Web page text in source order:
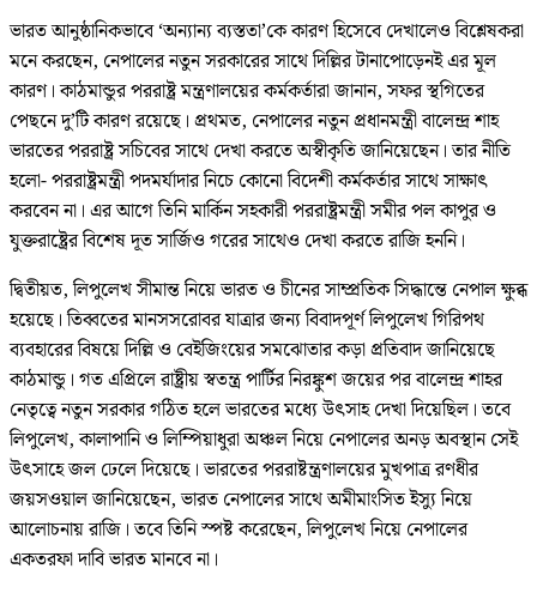
ভারত আনুষ্ঠানিকভাবে ‘অন্যান্য ব্যস্ততা’কে কারণ হিসেবে দেখালেও বিশ্লেষকরা
মনে করছেন, নেপালের নতুন সরকারের সাথে দিল্লির টানাপোড়েনই এর মূল
কারণ। কাঠমান্ডুর পররাষ্ট্র মন্ত্রণালয়ের কর্মকর্তারা জানান, সফর স্থগিতের
পেছনে দু’টি কারণ রয়েছে। প্রথমত, নেপালের নতুন প্রধানমন্ত্রী বালেন্দ্র শাহ
ভারতের পররাষ্ট্র সচিবের সাথে দেখা করতে অস্বীকৃতি জানিয়েছেন। তার নীতি
হলো- পররাষ্ট্রমন্ত্রী পদমর্যাদার নিচে কোনো বিদেশী কর্মকর্তার সাথে সাক্ষাৎ
করবেন না। এর আগে তিনি মার্কিন সহকারী পররাষ্ট্রমন্ত্রী সমীর পল কাপুর ও
যুক্তরাষ্ট্রের বিশেষ দূত সার্জিও গরের সাথেও দেখা করতে রাজি হননি।
দ্বিতীয়ত, লিপুলেখ সীমান্ত নিয়ে ভারত ও চীনের সাম্প্রতিক সিদ্ধান্তে নেপাল ক্ষুব্ধ
হয়েছে। তিব্বতের মানসসরোবর যাত্রার জন্য বিবাদপূর্ণ লিপুলেখ গিরিপথ
ব্যবহারের বিষয়ে দিল্লি ও বেইজিংয়ের সমঝোতার কড়া প্রতিবাদ জানিয়েছে
কাঠমান্ডু। গত এপ্রিলে রাষ্ট্রীয় স্বতন্ত্র পার্টির নিরঙ্কুশ জয়ের পর বালেন্দ্র শাহর
নেতৃত্বে নতুন সরকার গঠিত হলে ভারতের মধ্যে উৎসাহ দেখা দিয়েছিল। তবে
লিপুলেখ, কালাপানি ও লিম্পিয়াধুরা অঞ্চল নিয়ে নেপালের অনড় অবস্থান সেই
উৎসাহে জল ঢেলে দিয়েছে। ভারতের পররাষ্টন্ত্রণালয়ের মুখপাত্র রণধীর
জয়সওয়াল জানিয়েছেন, ভারত নেপালের সাথে অমীমাংসিত ইস্যু নিয়ে
আলোচনায় রাজি। তবে তিনি স্পষ্ট করেছেন, লিপুলেখ নিয়ে নেপালের
একতরফা দাবি ভারত মানবে না।